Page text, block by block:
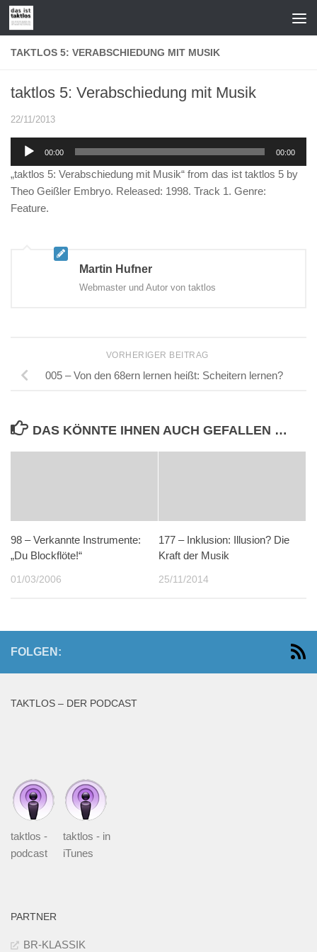
Zum Inhalt springen
TAKTLOS 5: VERABSCHIEDUNG MIT MUSIK
taktlos 5: Verabschiedung mit Musik
22/11/2013
Audio-
00:00 00:00
„taktlos 5: Verabschiedung mit Musik“ from das ist taktlos 5 by
Theo Geißler Embryo. Released: 1998. Track 1. Genre:
Feature.
Martin Hufner
Webmaster und Autor von taktlos
VORHERIGER BEITRAG
005 – Von den 68ern lernen heißt: Scheitern lernen?
DAS KÖNNTE IHNEN AUCH GEFALLEN …
98 – Verkannte Instrumente:
„Du Blockflöte!“
01/03/2006
177 – Inklusion: Illusion? Die
Kraft der Musik
25/11/2014
FOLGEN:
TAKTLOS – DER PODCAST
taktlos -
podcast
taktlos - in
iTunes
PARTNER
BR-KLASSIK